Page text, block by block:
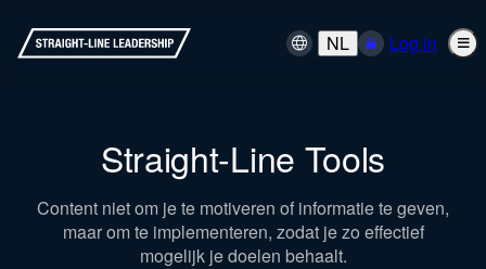
NL Log in
Straight-Line Tools
Content niet om je te motiveren of informatie te geven,
maar om te implementeren, zodat je zo effectief
mogelijk je doelen behaalt.